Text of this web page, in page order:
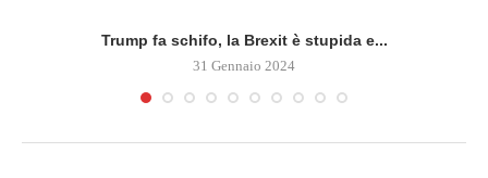
Trump fa schifo, la Brexit è stupida e...
31 Gennaio 2024